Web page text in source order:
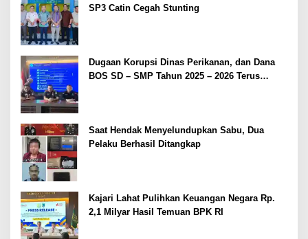
SP3 Catin Cegah Stunting
Dugaan Korupsi Dinas Perikanan, dan Dana
BOS SD – SMP Tahun 2025 – 2026 Terus
Saat Hendak Menyelundupkan Sabu, Dua
Pelaku Berhasil Ditangkap
Kajari Lahat Pulihkan Keuangan Negara Rp.
2,1 Milyar Hasil Temuan BPK RI